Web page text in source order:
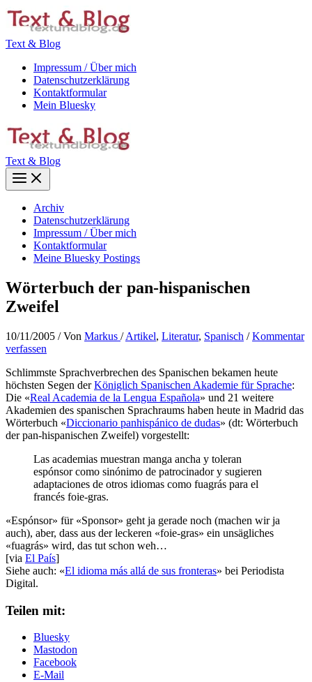
Zum
Inhalt
Text & Blog
Impressum / Über mich
Datenschutzerklärung
Kontaktformular
Mein Bluesky
Text & Blog
Main
Menu
Archiv
Datenschutzerklärung
Impressum / Über mich
Kontaktformular
Meine Bluesky Postings
Wörterbuch der pan-hispanischen
Zweifel
10/11/2005 / Von Markus /Artikel, Literatur, Spanisch /Kommentar
verfassen
Schlimmste Sprachverbrechen des Spanischen bekamen heute
höchsten Segen derKöniglich Spanischen Akademie für Sprache:
Die «Real Academia de la Lengua Española» und 21 weitere
Akademien des spanischen Sprachraums haben heute in Madrid das
Wörterbuch «Diccionario panhispánico de dudas» (dt: Wörterbuch
der pan-hispanischen Zweifel) vorgestellt:
Las academias muestran manga ancha y toleran
espónsor como sinónimo de patrocinador y sugieren
adaptaciones de otros idiomas como fuagrás para el
francés foie-gras.
«Espónsor» für «Sponsor» geht ja gerade noch (machen wir ja
auch), aber, dass aus der leckeren «foie-gras» ein unsägliches
«fuagrás» wird, das tut schon weh…
[via El País]
Siehe auch: «El idioma más allá de sus fronteras» bei Periodista
Digital.
Teilen mit:
Bluesky
Mastodon
Facebook
E-Mail